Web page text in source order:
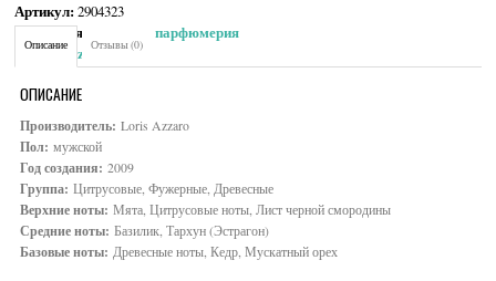
Артикул:2904323
Категория:
Мужская парфюмерия
Brand:Azzaro
Описание Отзывы (0)
ОПИСАНИЕ
Производитель: Loris Azzaro
Пол: мужской
Год создания: 2009
Группа: Цитрусовые, Фужерные, Древесные
Верхние ноты: Мята, Цитрусовые ноты, Лист черной смородины
Средние ноты: Базилик, Тархун (Эстрагон)
Базовые ноты:Древесные ноты, Кедр, Мускатный орех